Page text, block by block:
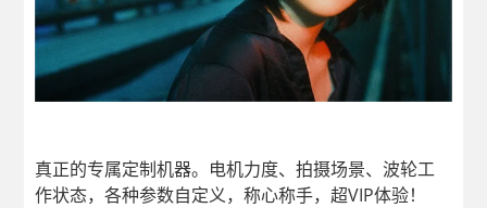
真正的专属定制机器。电机力度、拍摄场景、波轮工
作状态，各种参数自定义，称心称手，超VIP体验！